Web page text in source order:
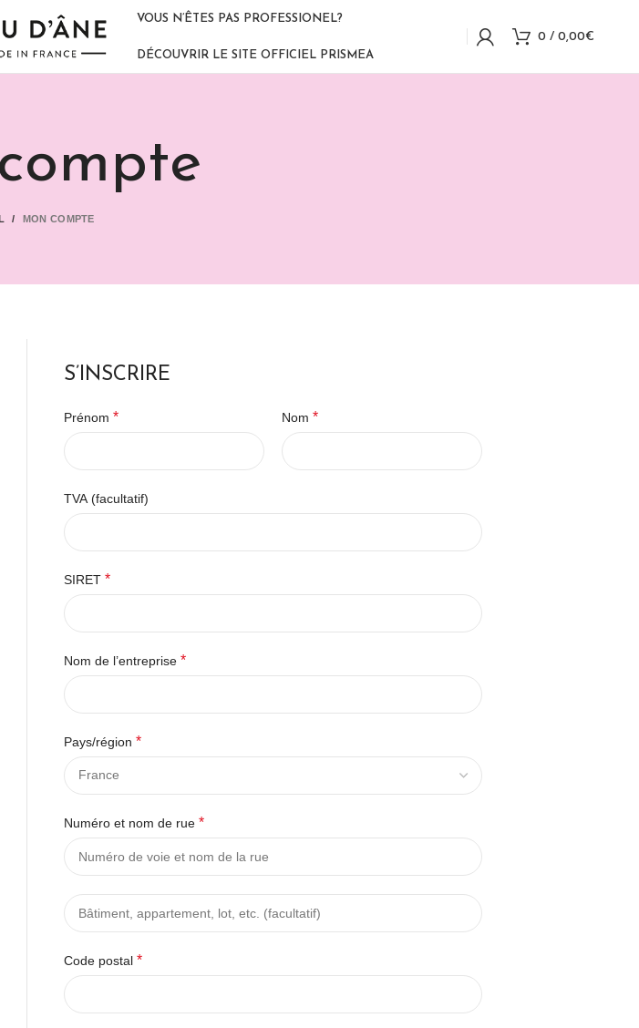
VOUS N’ÊTES PAS PROFESSIONEL?
DÉCOUVRIR LE SITE OFFICIEL PRISMEA
0/ 0,00€
MON COMPTE
S’INSCRIRE
Prénom * Nom *
TVA (facultatif)
SIRET *
Nom de l’entreprise *
Pays/région *
France
Numéro et nom de rue *
Code postal *